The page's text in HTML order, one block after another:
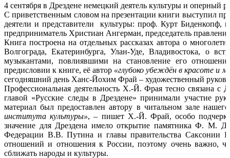
4 сентября в Дрездене немецкий деятель культуры и
С приветственным словом на презентации книги выступил
деятели и представители культуры: проф. Курт Биденкопф,
предприниматель Христиан Ангерман, председатель
Книга построена на отдельных рассказах автора о
Волгограда, Екатеринбурга, Улан-Уде, Владивостока, о
музыкантами, повлиявшими на становление его
предисловии к книге, её автор «глубоко убеждён в красоте и
сегодняшний день Ханс-Йохим Фрай – художественный
Профессиональная деятельность Х.-Й. Фрая тесно связана с
главой «Русские следы в Дрездене» принимали участие
материал был предоставлен автору в читальном зале
института культуры», – пишет Х.-Й. Фрай, особо
значение для Дрездена имело открытие памятника Ф. М.
Федерации В.В. Путина и главы правительства Саксонии
отношений и отношения к России, поэтому очень важно,
сближать народы и культуры.